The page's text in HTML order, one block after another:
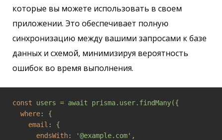
которые вы можете использовать в своем
приложении. Это обеспечивает полную
синхронизацию между вашими запросами к базе
данных и схемой, минимизируя вероятность
ошибок во время выполнения.
const
users = await prisma.user.findMany({
where: {
email : {
endsWith:
'@example.com',